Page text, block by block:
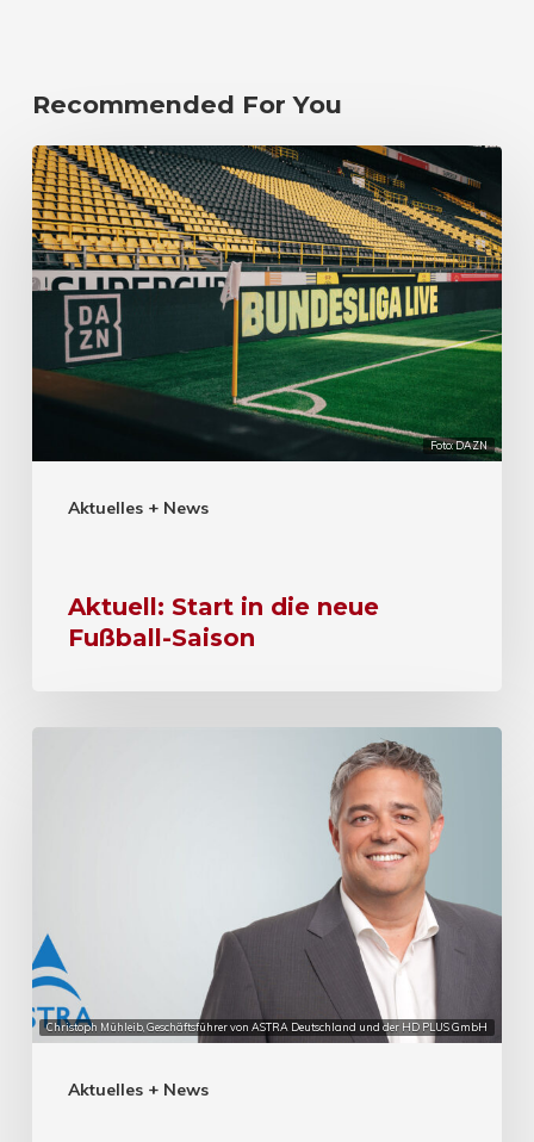
Recommended For You
Foto: DAZN
Aktuelles + News
Aktuell: Start in die neue
Fußball-Saison
Christoph Mühleib, Geschäftsführer von ASTRA Deutschland und der HD PLUS GmbH
Aktuelles + News